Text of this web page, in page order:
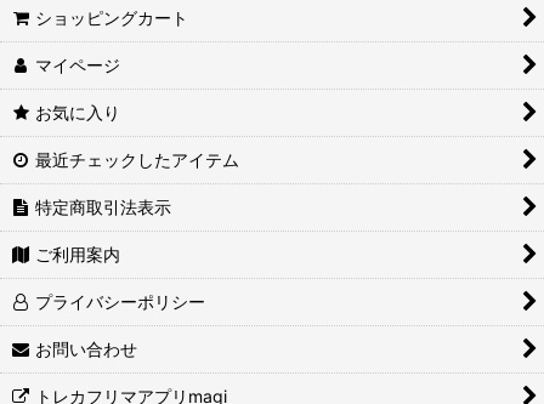
ショッピングカート
マイページ
お気に入り
最近チェックしたアイテム
特定商取引法表示
ご利用案内
プライバシーポリシー
お問い合わせ
トレカフリマアプリmagi